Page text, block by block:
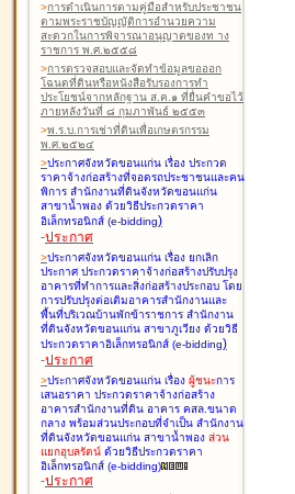
>การดำเนินการตามคู่มือสำหรับประชาชน
ตามพระราชบัญญัติการอำนวยความ
สะดวกในการพิจารณาอนุญาตของท าง
ราชการ พ.ศ.๒๕๕๘
>การตรวจสอบและจัดทำข้อมูลขอออก
โฉนดที่ดินหรือหนังสือรับรองการทำ
ประโยชน์จากหลักฐาน ส.ค.๑ ที่ยื่นคำขอไว้
ภายหลังวันที่ ๘ กุมภาพันธ์ ๒๕๕๓
>พ.ร.บ.การเช่าที่ดินเพื่อเกษตรกรรม
พ.ศ.๒๕๒๔
>ประกาศจังหวัดขอนแก่น เรื่อง ประกวด
ราคาจ้างก่อสร้างที่จอดรถประชาชนและคน
พิการ สำนักงานที่ดินจังหวัดขอนแก่น
สาขาน้ำพอง ด้วยวิธีประกวดราคา
อิเล็กทรอนิกส์ (e-bidding)
-ประกาศ
>ประกาศจังหวัดขอนแก่น เรื่อง ยกเลิก
ประกาศ ประกวดราคาจ้างก่อสร้างปรับปรุง
อาคารที่ทำการและสิ่งก่อสร้างประกอบ โดย
การปรับปรุงต่อเติมอาคารสำนักงานและ
พื้นที่บริเวณบ้านพักข้าราชการ สำนักงาน
ที่ดินจังหวัดขอนแก่น สาขาภูเวียง ด้วยวิธี
ประกวดราคาอิเล็กทรอนิกส์ (e-bidding)
-ประกาศ
>ประกาศจังหวัดขอนแก่น เรื่อง ผู้ชนะการ
เสนอราคา ประกวดราคาจ้างก่อสร้าง
อาคารสำนักงานที่ดิน อาคาร คสล.ขนาด
กลาง พร้อมส่วนประกอบที่จำเป็น สำนักงาน
ที่ดินจังหวัดขอนแก่น สาขาน้ำพอง ส่วน
แยกอุบลรัตน์ ด้วยวิธีประกวดราคา
อิเล็กทรอนิกส์ (e-bidding)
-ประกาศ